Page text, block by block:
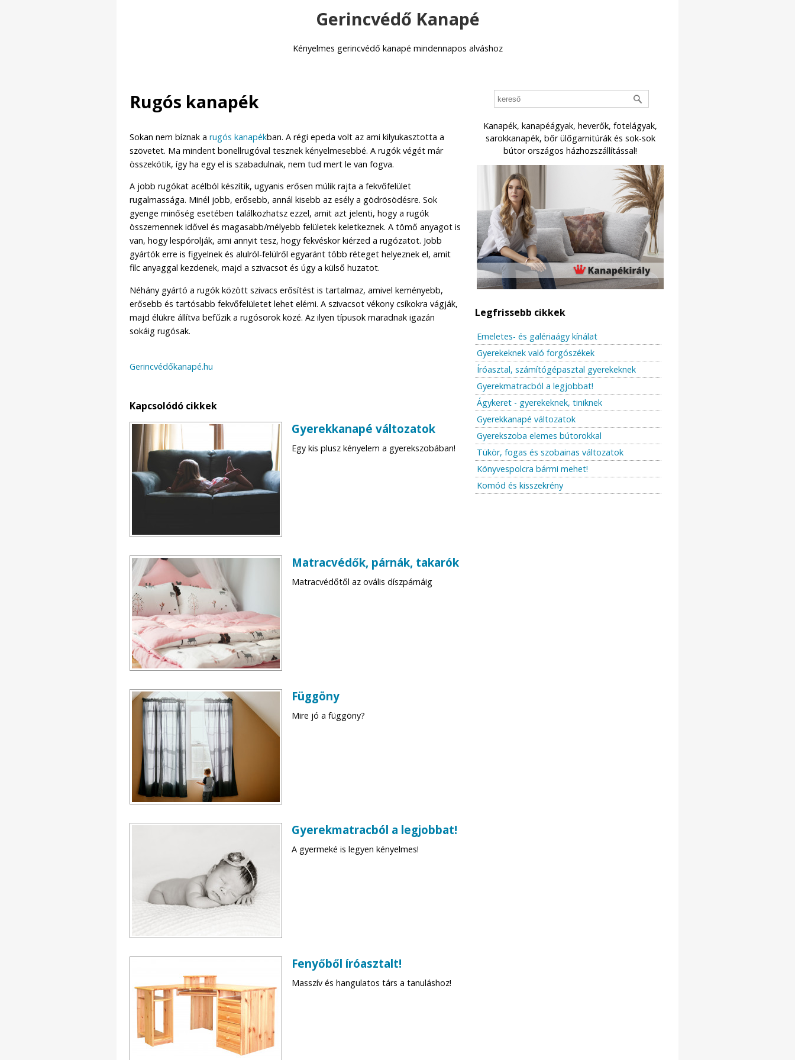
Gerincvédő Kanapé
Kényelmes gerincvédő kanapé mindennapos alváshoz
Rugós kanapék
Sokan nem bíznak a rugós kanapékban. A régi epeda volt az ami kilyukasztotta a
szövetet. Ma mindent bonellrugóval tesznek kényelmesebbé. A rugók végét már
összekötik, így ha egy el is szabadulnak, nem tud mert le van fogva.
A jobb rugókat acélból készítik, ugyanis erősen múlik rajta a fekvőfelület
rugalmassága. Minél jobb, erősebb, annál kisebb az esély a gödrösödésre. Sok
gyenge minőség esetében találkozhatsz ezzel, amit azt jelenti, hogy a rugók
összemennek idővel és magasabb/mélyebb felületek keletkeznek. A tömő anyagot is
van, hogy lespórolják, ami annyit tesz, hogy fekvéskor kiérzed a rugózatot. Jobb
gyártók erre is figyelnek és alulról-felülről egyaránt több réteget helyeznek el, amit
filc anyaggal kezdenek, majd a szivacsot és úgy a külső huzatot.
Néhány gyártó a rugók között szivacs erősítést is tartalmaz, amivel keményebb,
erősebb és tartósabb fekvőfelületet lehet elérni. A szivacsot vékony csíkokra vágják,
majd élükre állítva befűzik a rugósorok közé. Az ilyen típusok maradnak igazán
sokáig rugósak.
Gerincvédőkanapé.hu
Kapcsolódó cikkek
Gyerekkanapé változatok
Egy kis plusz kényelem a gyerekszobában!
Matracvédők, párnák, takarók
Matracvédőtől az ovális díszpárnáig
Függöny
Mire jó a függöny?
Gyerekmatracból a legjobbat!
A gyermeké is legyen kényelmes!
Fenyőből íróasztalt!
Masszív és hangulatos társ a tanuláshoz!
Kanapék, kanapéágyak, heverők, fotelágyak,
sarokkanapék, bőr ülőgarnitúrák és sok-sok
bútor országos házhozszállítással!
Legfrissebb cikkek
Emeletes- és galériaágy kínálat
Gyerekeknek való forgószékek
Íróasztal, számítógépasztal gyerekeknek
Gyerekmatracból a legjobbat!
Ágykeret - gyerekeknek, tiniknek
Gyerekkanapé változatok
Gyerekszoba elemes bútorokkal
Tükör, fogas és szobainas változatok
Könyvespolcra bármi mehet!
Komód és kisszekrény